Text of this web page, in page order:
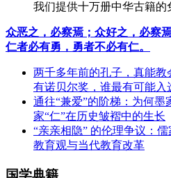
我们提供十万册中华古籍
众恶之，必察焉；众好之，必察焉
仁者必有勇，勇者不必有仁。
两千多年前的孔子，真能教
有诺贝尔奖，谁最有可能入
通往“兼爱”的阶梯：为何墨
家“仁”在历史皱褶中的生长
“亲亲相隐” 的伦理争议：
教育观与当代教育改革
国学典籍